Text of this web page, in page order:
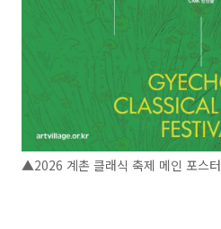
▲2026 계촌 클래식 축제 메인 포스